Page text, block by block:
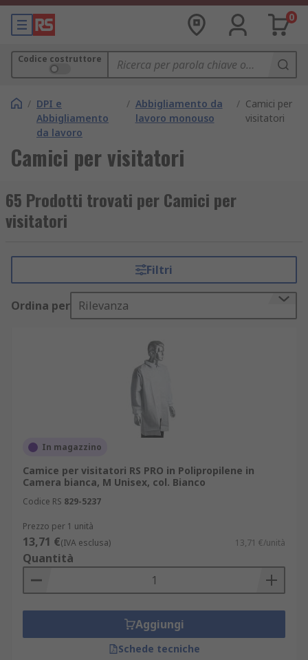
0
Codice costruttore
/ DPI e
Abbigliamento
da lavoro
/ Abbigliamento da
lavoro monouso
/ Camici per
visitatori
Camici per visitatori
65 Prodotti trovati per Camici per
visitatori
Filtri
Ordina per Rilevanza
In magazzino
Camice per visitatori RS PRO in Polipropilene in
Camera bianca, M Unisex, col. Bianco
Codice RS 829-5237
Prezzo per 1 unità
13,71 €(IVA esclusa) 13,71 €/unità
Quantità
Aggiungi
Schede tecniche